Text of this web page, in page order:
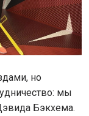
но
мы
Бэкхема.